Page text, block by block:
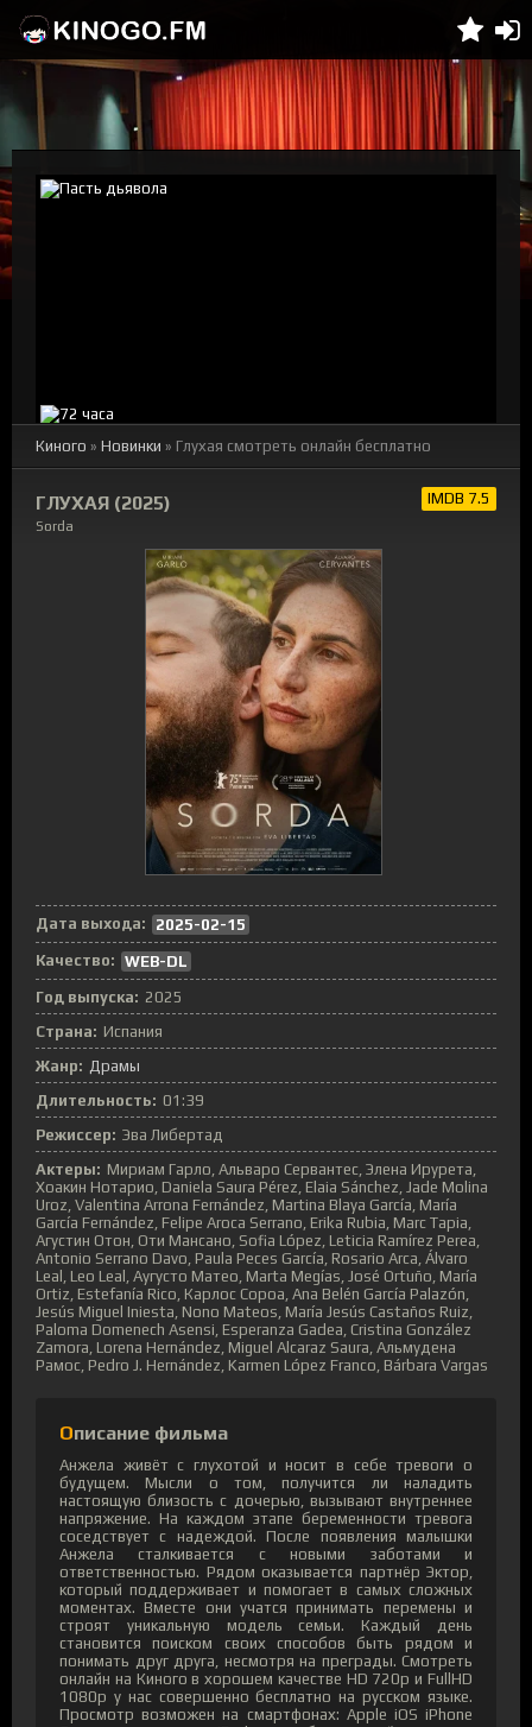
Киного » Новинки » Глухая смотреть онлайн бесплатно
ГЛУХАЯ (2025)
Sorda
IMDB 7.5
Дата выхода:
2025-02-15
Качество: WEB-DL
Год выпуска: 2025
Страна: Испания
Жанр: Драмы
Длительность: 01:39
Режиссер: Эва Либертад
Актеры: Мириам Гарло, Альваро Сервантес, Элена Ирурета,
Хоакин Нотарио, Daniela Saura Pérez, Elaia Sánchez, Jade Molina
Uroz, Valentina Arrona Fernández, Martina Blaya García, María
García Fernández, Felipe Aroca Serrano, Erika Rubia, Marc Tapia,
Агустин Отон, Оти Мансано, Sofia López, Leticia Ramírez Perea,
Antonio Serrano Davo, Paula Peces García, Rosario Arca, Álvaro
Leal, Leo Leal, Аугусто Матео, Marta Megías, José Ortuño, María
Ortiz, Estefanía Rico, Карлос Сороа, Ana Belén García Palazón,
Jesús Miguel Iniesta, Nono Mateos, María Jesús Castaños Ruiz,
Paloma Domenech Asensi, Esperanza Gadea, Cristina González
Zamora, Lorena Hernández, Miguel Alcaraz Saura, Альмудена
Рамос, Pedro J. Hernández, Karmen López Franco, Bárbara Vargas
Описание фильма
Анжела живёт с глухотой и носит в себе тревоги о
будущем. Мысли о том, получится ли наладить
настоящую близость с дочерью, вызывают внутреннее
напряжение. На каждом этапе беременности тревога
соседствует с надеждой. После появления малышки
Анжела сталкивается с новыми заботами и
ответственностью. Рядом оказывается партнёр Эктор,
который поддерживает и помогает в самых сложных
моментах. Вместе они учатся принимать перемены и
строят уникальную модель семьи. Каждый день
становится поиском своих способов быть рядом и
понимать друг друга, несмотря на преграды. Смотреть
онлайн на Киного в хорошем качестве HD 720p и FullHD
1080p у нас совершенно бесплатно на русском языке.
Просмотр возможен на смартфонах: Apple iOS iPhone